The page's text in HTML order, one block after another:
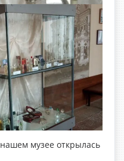
музее открылась